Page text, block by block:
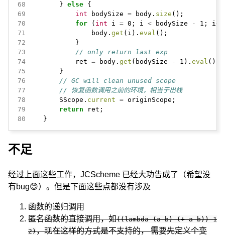
68
} else
{
69
int bodySize = body. size ();
70
for ( int i = 0; i < bodySize - 1; i++
71
body. get (i). eval ();
72
}
73
// only return last exp
74
ret = body. get (bodySize - 1). eval ();
75
}
76
// GC will clean unused scope
77
// 恢复函数调用之前的环境，相当于出栈
78
SScope. current = originScope;
79
return
ret;
80
}
不足
经过上面这些工作，JCScheme 已经大功告成了（希望没
有bug😊）。但是下面这些点都没有涉及
函数的递归调用
匿名函数的直接调用，如((lambda (a b) (+ a b)) 1
2)，现在这样的方式是不支持的， 需要先定义个变